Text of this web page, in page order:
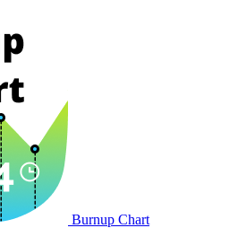
Burnup Chart